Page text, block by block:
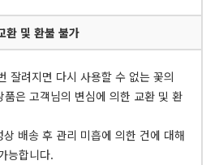
환 및 환불 불가
잘려지면 다시 사용할 수 없는 꽃의
은 고객님의 변심에 의한 교환 및 환
배송 후 관리 미흡에 의한 건에 대해
능합니다.